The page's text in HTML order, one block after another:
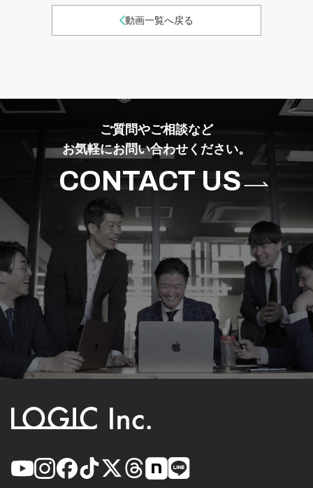
動画一覧へ戻る
ご質問やご相談など
お気軽にお問い合わせください。
CONTACT US